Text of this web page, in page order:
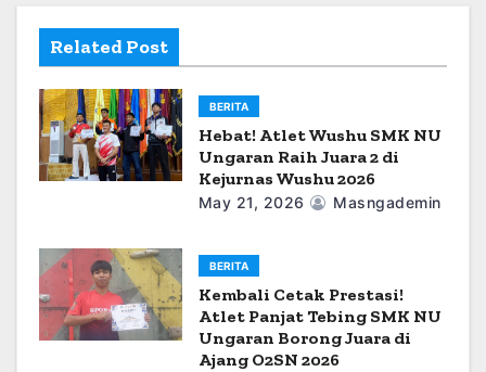
a
t
i
o
Related Post
BERITA
Hebat! Atlet Wushu SMK NU
Ungaran Raih Juara 2 di
Kejurnas Wushu 2026
May 21, 2026 Masngademin
BERITA
Kembali Cetak Prestasi!
Atlet Panjat Tebing SMK NU
Ungaran Borong Juara di
Ajang O2SN 2026